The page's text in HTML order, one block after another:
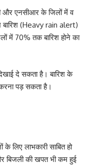
और एनसीआर के जिलों में व
(Heavy rain alert)
में 70% तक बारिश होने का
दे सकता है। बारिश के
पड़ सकता है।
लिए लाभकारी साबित हो
बिजली की खपत भी कम हुई